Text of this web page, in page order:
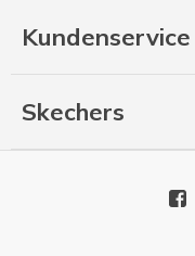
Kundenservice
Skechers